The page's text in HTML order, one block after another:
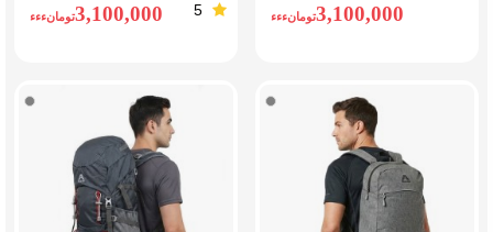
3,100,000تومانءءء
5
3,100,000تومانءءء
خاکستری